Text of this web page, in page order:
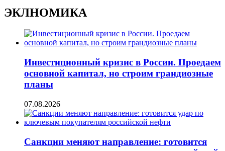
ЭКЛНОМИКА
Инвестиционный кризис в России. Проедаем
основной капитал, но строим грандиозные
планы
07.08.2026
Санкции меняют направление: готовится